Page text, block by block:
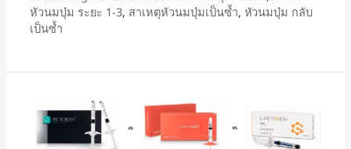
หัวนมบุ๋ม ระยะ 1-3, สาเหตุหัวนมบุ๋มเป็นซ้ำ, หัวนมบุ๋ม กลับ
เป็นซ้ำ